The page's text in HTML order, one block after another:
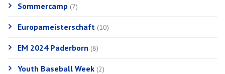
Sommercamp (7)
Europameisterschaft (10)
EM 2024 Paderborn (8)
Youth Baseball Week (2)